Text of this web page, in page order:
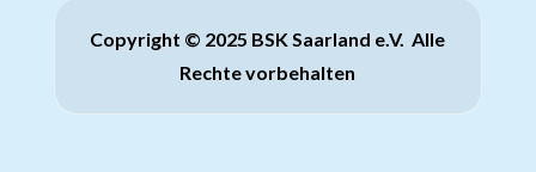
Copyright © 2025 BSK Saarland e.V. Alle
Rechte vorbehalten